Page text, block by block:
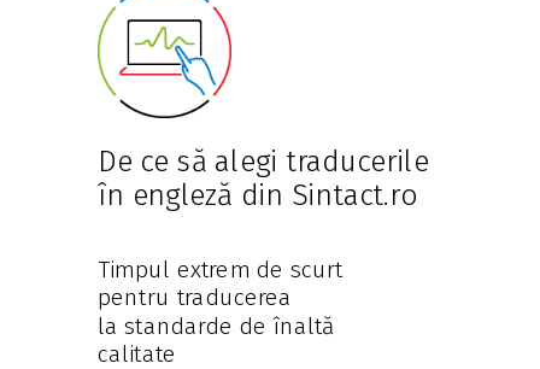
Timpul extrem de scurt
pentru traducerea
la standarde de înaltă
calitate
De ce să alegi traducerile
în engleză din Sintact.ro